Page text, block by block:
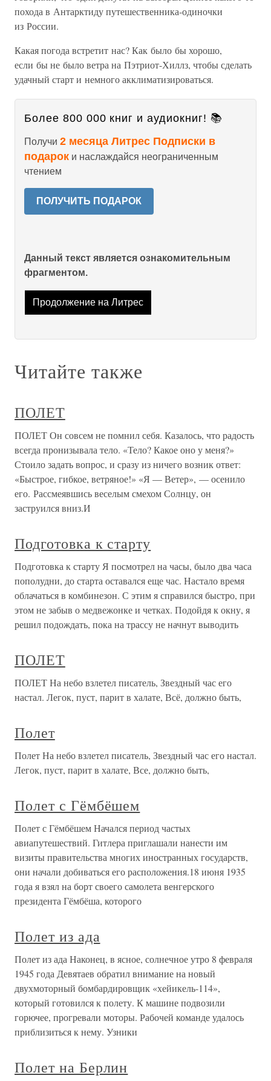
похода в Антарктиду путешественника-одиночки
из России.
Какая погода встретит нас? Как было бы хорошо,
если бы не было ветра на Пэтриот-Хиллз, чтобы сделать
удачный старт и немного акклиматизироваться.
Более 800 000 книг и аудиокниг! 📚
Получи 2 месяца Литрес Подписки в
подарок и наслаждайся неограниченным
чтением
ПОЛУЧИТЬ ПОДАРОК
Данный текст является ознакомительным
фрагментом.
Продолжение на Литрес
Читайте также
ПОЛЕТ
ПОЛЕТ Он совсем не помнил себя. Казалось, что радость
всегда пронизывала тело. «Тело? Какое оно у меня?»
Стоило задать вопрос, и сразу из ничего возник ответ:
«Быстрое, гибкое, ветряное!» «Я — Ветер», — осенило
его. Рассмеявшись веселым смехом Солнцу, он
заструился вниз.И
Подготовка к старту
Подготовка к старту Я посмотрел на часы, было два часа
пополудни, до старта оставался еще час. Настало время
облачаться в комбинезон. С этим я справился быстро, при
этом не забыв о медвежонке и четках. Подойдя к окну, я
решил подождать, пока на трассу не начнут выводить
ПОЛЕТ
ПОЛЕТ На небо взлетел писатель, Звездный час его
настал. Легок, пуст, парит в халате, Всё, должно быть,
Полет
Полет На небо взлетел писатель, Звездный час его настал.
Легок, пуст, парит в халате, Все, должно быть,
Полет с Гёмбёшем
Полет с Гёмбёшем Начался период частых
авиапутешествий. Гитлера приглашали нанести им
визиты правительства многих иностранных государств,
они начали добиваться его расположения.18 июня 1935
года я взял на борт своего самолета венгерского
президента Гёмбёша, которого
Полет из ада
Полет из ада Наконец, в ясное, солнечное утро 8 февраля
1945 года Девятаев обратил внимание на новый
двухмоторный бомбардировщик «хейикель-114»,
который готовился к полету. К машине подвозили
горючее, прогревали моторы. Рабочей команде удалось
приблизиться к нему. Узники
Полет на Берлин